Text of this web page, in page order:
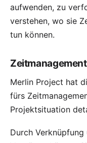
aufwenden, zu
verstehen, wo sie
tun können.
Merlin Project hat
fürs
Projektsituation
Durch Verknüpfung